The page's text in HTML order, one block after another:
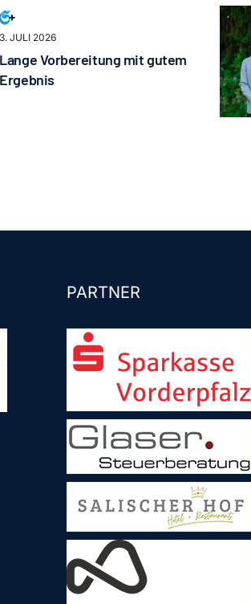
3. JULI 2026
Lange Vorbereitung mit gutem
Ergebnis
PARTNER